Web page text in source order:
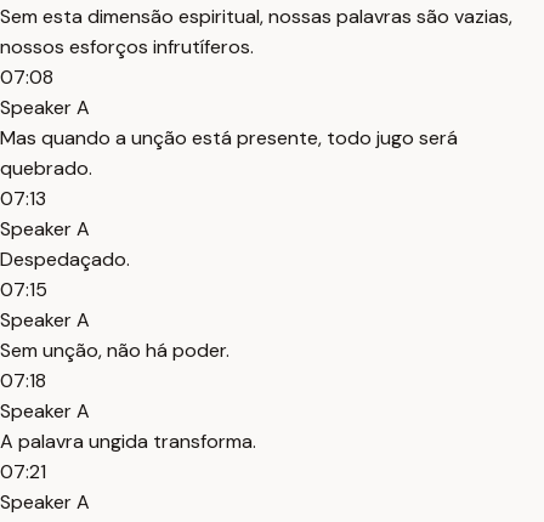
Sem esta dimensão espiritual, nossas palavras são vazias,
nossos esforços infrutíferos.
07:08
Speaker A
Mas quando a unção está presente, todo jugo será
quebrado.
07:13
Speaker A
Despedaçado.
07:15
Speaker A
Sem unção, não há poder.
07:18
Speaker A
A palavra ungida transforma.
07:21
Speaker A